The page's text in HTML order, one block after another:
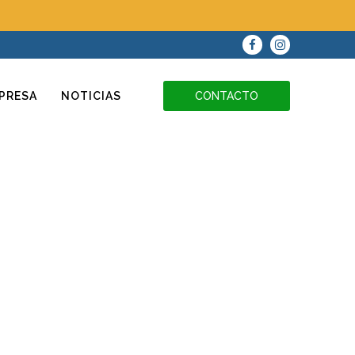
NOTICIAS CONTACTO